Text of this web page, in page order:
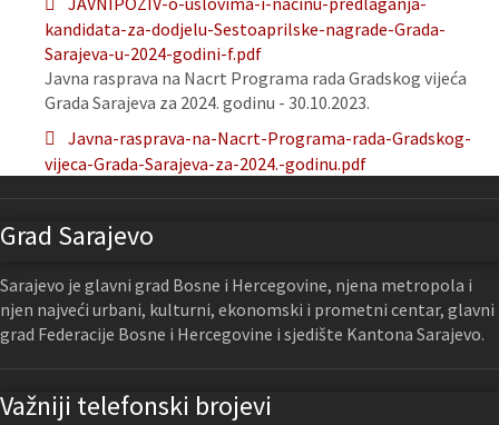
kandidata-za-dodjelu-Sestoaprilske-nagrade-Grada-
Sarajeva-u-2024-godini-f.pdf
Javna rasprava na Nacrt Programa rada Gradskog vijeća
Grada Sarajeva za 2024. godinu - 30.10.2023.
Javna-rasprava-na-Nacrt-Programa-rada-Gradskog-
vijeca-Grada-Sarajeva-za-2024.-godinu.pdf
Grad Sarajevo
Sarajevo je glavni grad Bosne i Hercegovine, njena metropola i
njen najveći urbani, kulturni, ekonomski i prometni centar, glavni
grad Federacije Bosne i Hercegovine i sjedište Kantona Sarajevo.
Važniji telefonski brojevi